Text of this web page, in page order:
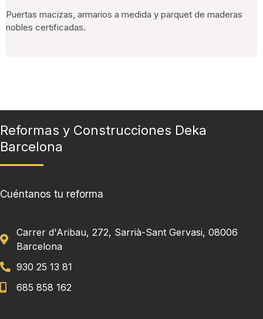
Puertas macizas, armarios a medida y parquet de maderas
nobles certificadas.
Reformas y Construcciones Deka
Barcelona
Cuéntanos tu reforma
Carrer d'Aribau, 272, Sarrià-Sant Gervasi, 08006
Barcelona
930 25 13 81
685 858 162